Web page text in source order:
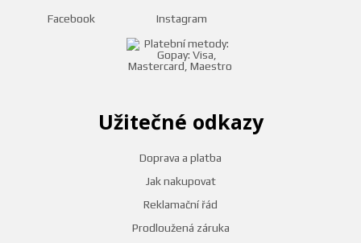
Užitečné odkazy
Doprava a platba
Jak nakupovat
Reklamační řád
Prodloužená záruka
Facebook Instagram